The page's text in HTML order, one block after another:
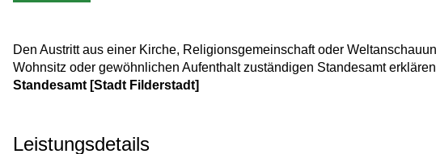
Den Austritt aus einer Kirche, Religionsgemeinschaft oder
Wohnsitz oder gewöhnlichen Aufenthalt zuständigen Standesamt
Standesamt [Stadt Filderstadt]
Leistungsdetails